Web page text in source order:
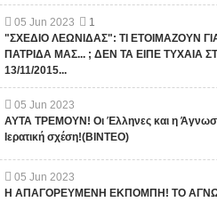
05 Jun 2023
1
"ΣΧΕΔΙΟ ΛΕΩΝΙΔΑΣ": ΤΙ ΕΤΟΙΜΑΖΟΥΝ
ΠΑΤΡΙΔΑ ΜΑΣ... ; ΔΕΝ ΤΑ ΕΙΠΕ ΤΥΧΑΙΑ
13/11/2015...
05 Jun 2023
ΑΥΤΑ ΤΡΕΜΟΥΝ! Οι Έλληνες και η
Ιερατική σχέση!(ΒΙΝΤΕΟ)
05 Jun 2023
Η ΑΠΑΓΟΡΕΥΜΕΝΗ ΕΚΠΟΜΠΗ! ΤΟ